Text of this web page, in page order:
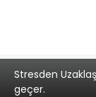
Stresden
geçer.